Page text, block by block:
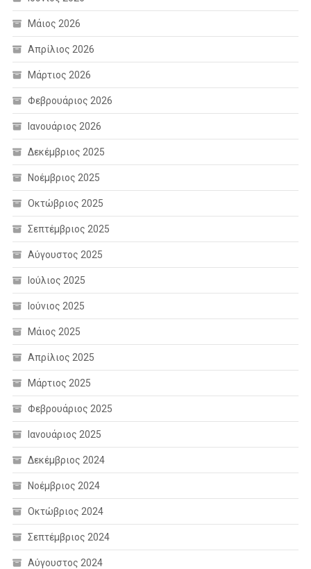
Μάιος 2026
Απρίλιος 2026
Μάρτιος 2026
Φεβρουάριος 2026
Ιανουάριος 2026
Δεκέμβριος 2025
Νοέμβριος 2025
Οκτώβριος 2025
Σεπτέμβριος 2025
Αύγουστος 2025
Ιούλιος 2025
Ιούνιος 2025
Μάιος 2025
Απρίλιος 2025
Μάρτιος 2025
Φεβρουάριος 2025
Ιανουάριος 2025
Δεκέμβριος 2024
Νοέμβριος 2024
Οκτώβριος 2024
Σεπτέμβριος 2024
Αύγουστος 2024